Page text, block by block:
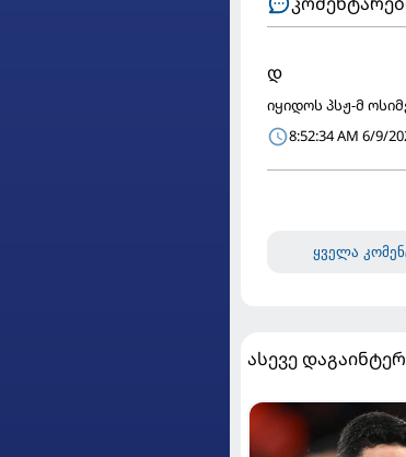
დ
იყიდოს პსჟ-მ
8:52:34 AM 6/9/
ყველა
ასევე